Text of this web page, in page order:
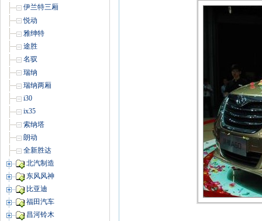
伊兰特三厢
悦动
雅绅特
途胜
名驭
瑞纳
瑞纳两厢
i30
ix35
索纳塔
朗动
全新胜达
北汽制造
东风风神
比亚迪
福田汽车
昌河铃木